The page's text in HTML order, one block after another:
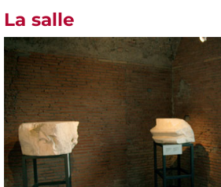
La salle